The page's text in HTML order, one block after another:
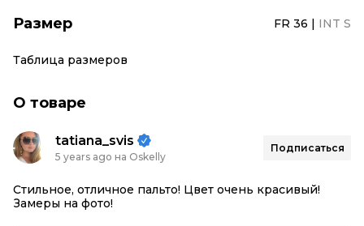
Размер FR 36 | INT S
Таблица размеров
О товаре
tatiana_svis
5 years ago на Oskelly
Подписаться
Стильное, отличное пальто! Цвет очень красивый!
Замеры на фото!